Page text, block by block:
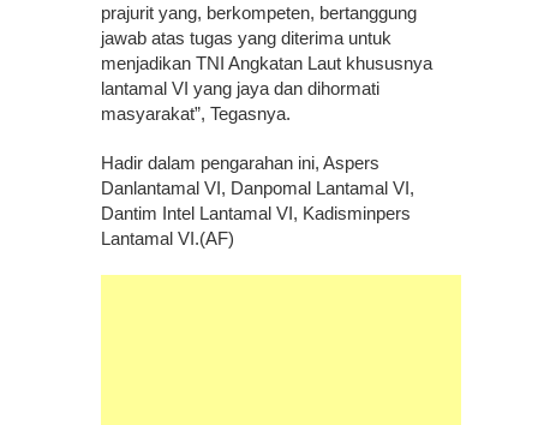
prajurit yang, berkompeten, bertanggung
jawab atas tugas yang diterima untuk
menjadikan TNI Angkatan Laut khususnya
lantamal VI yang jaya dan dihormati
masyarakat”, Tegasnya.
Hadir dalam pengarahan ini, Aspers
Danlantamal VI, Danpomal Lantamal VI,
Dantim Intel Lantamal VI, Kadisminpers
Lantamal VI.(AF)